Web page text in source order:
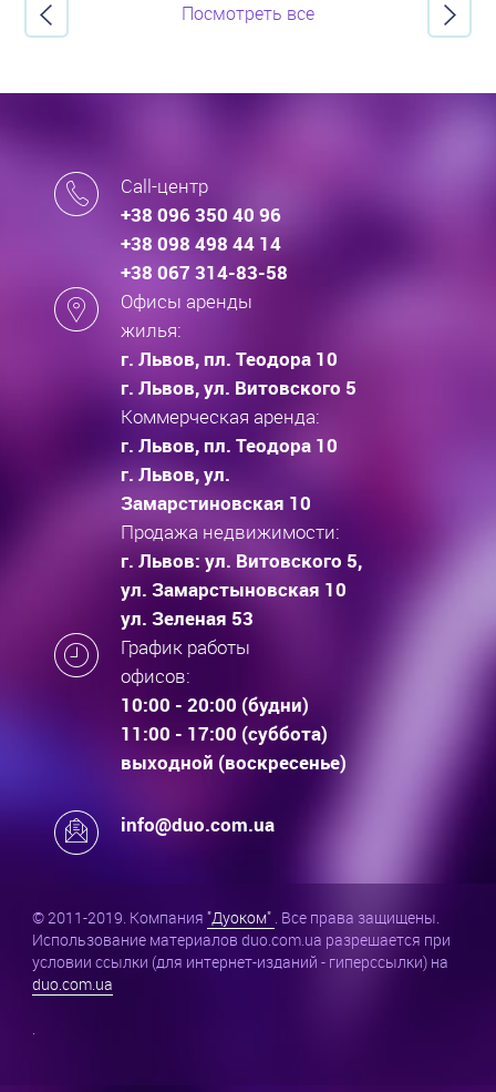
Посмотреть все
Call-центр
+38 096 350 40 96
+38 098 498 44 14
+38 067 314-83-58
Офисы аренды
жилья:
г. Львов, пл. Теодора 10
г. Львов, ул. Витовского 5
Коммерческая аренда:
г. Львов, пл. Теодора 10
г. Львов, ул.
Замарстиновская 10
Продажа недвижимости:
г. Львов: ул. Витовского 5,
ул. Замарстыновская 10
ул. Зеленая 53
График работы
офисов:
10:00 - 20:00 (будни)
11:00 - 17:00 (суббота)
выходной (воскресенье)
info@duo.com.ua
© 2011-2019. Компания "Дуоком" . Все права защищены.
Использование материалов duo.com.ua разрешается при
условии ссылки (для интернет-изданий - гиперссылки) на
duo.com.ua
.